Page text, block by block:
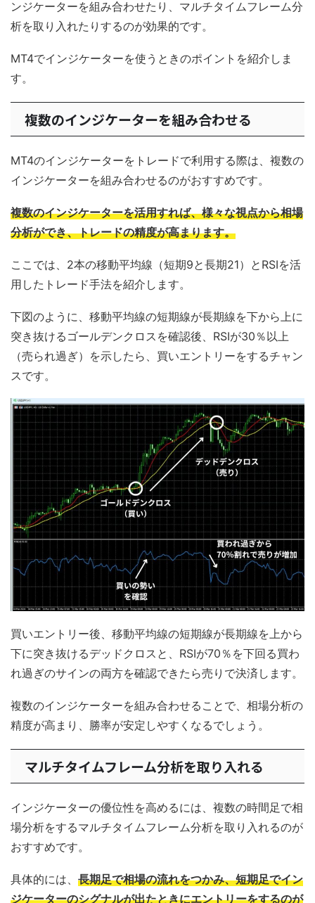
ンジケーターを組み合わせたり、マルチタイムフレーム分
析を取り入れたりするのが効果的です。
MT4でインジケーターを使うときのポイントを紹介しま
す。
複数のインジケーターを組み合わせる
MT4のインジケーターをトレードで利用する際は、複数の
インジケーターを組み合わせるのがおすすめです。
複数のインジケーターを活用すれば、様々な視点から相場
分析ができ、トレードの精度が高まります。
ここでは、2本の移動平均線（短期9と長期21）とRSIを活
用したトレード手法を紹介します。
下図のように、移動平均線の短期線が長期線を下から上に
突き抜けるゴールデンクロスを確認後、RSIが30％以上
（売られ過ぎ）を示したら、買いエントリーをするチャン
スです。
買いエントリー後、移動平均線の短期線が長期線を上から
下に突き抜けるデッドクロスと、RSIが70％を下回る買わ
れ過ぎのサインの両方を確認できたら売りで決済します。
複数のインジケーターを組み合わせることで、相場分析の
精度が高まり、勝率が安定しやすくなるでしょう。
マルチタイムフレーム分析を取り入れる
インジケーターの優位性を高めるには、複数の時間足で相
場分析をするマルチタイムフレーム分析を取り入れるのが
おすすめです。
具体的には、 長期足で相場の流れをつかみ、短期足でイン
ジケーターのシグナルが出たときにエントリーをするのが